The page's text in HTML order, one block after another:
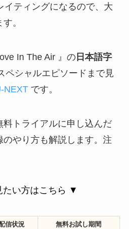
イティングになるので、大
。
In The Air 』の日本語字
ペシャルエピソードまで見
NEXTです。
料トライアルに申し込んだ
やり方も解説します。注
い方はこちら ▼
信状況 無料お試し期間